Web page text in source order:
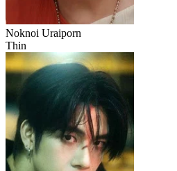
Noknoi Uraiporn
Thin